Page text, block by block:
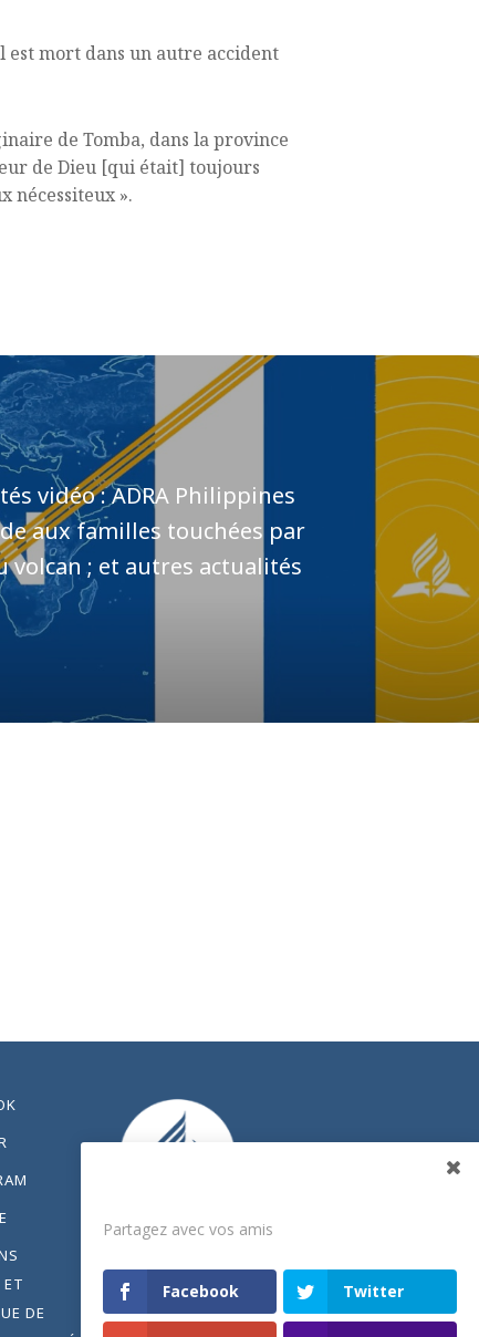
est mort dans un autre accident
de Tomba, dans la province
de Dieu [qui était] toujours
nécessiteux ».
vidéo : ADRA Philippines
aux familles touchées par
volcan ; et autres actualités
ET
DE
Partagez avec vos amis
Facebook Twitter